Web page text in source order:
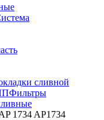
сливной
Фильтры
1734 AP1734